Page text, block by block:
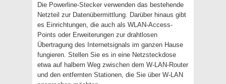
Die Powerline-Stecker verwenden das bestehende
Netzteil zur Datenübermittlung. Darüber hinaus gibt
es Einrichtungen, die auch als WLAN-Access-
Points oder Erweiterungen zur drahtlosen
Übertragung des Internetsignals im ganzen Hause
fungieren. Stellen Sie es in eine Netzsteckdose
etwa auf halbem Weg zwischen dem W-LAN-Router
und den entfernten Stationen, die Sie über W-LAN